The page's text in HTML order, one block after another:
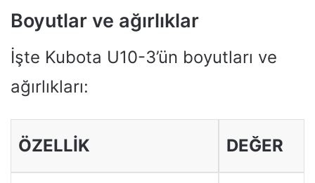
Boyutlar ve ağırlıklar
İşte Kubota U10-3’ün boyutları ve
ağırlıkları:
ÖZELLIK DEĞER